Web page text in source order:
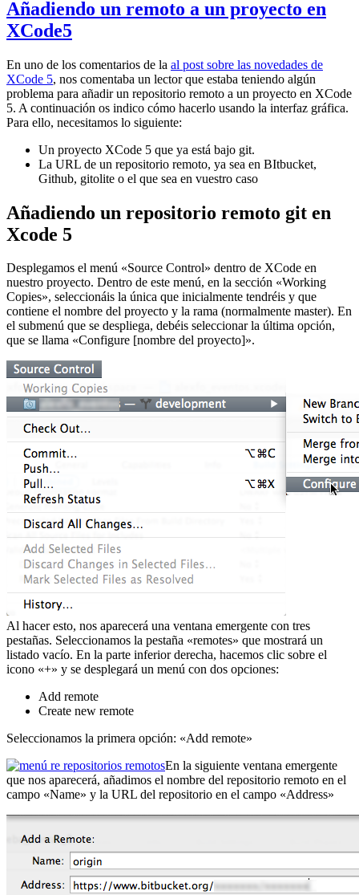
Añadiendo un remoto a un proyecto en
XCode5
En uno de los comentarios de la al post sobre las novedades de
XCode 5, nos comentaba un lector que estaba teniendo algún
problema para añadir un repositorio remoto a un proyecto en XCode
5. A continuación os indico cómo hacerlo usando la interfaz gráfica.
Para ello, necesitamos lo siguiente:
Un proyecto XCode 5 que ya está bajo git.
La URL de un repositorio remoto, ya sea en BItbucket,
Github, gitolite o el que sea en vuestro caso
Añadiendo un repositorio remoto git en
Xcode 5
Desplegamos el menú «Source Control» dentro de XCode en
nuestro proyecto. Dentro de este menú, en la sección «Working
Copies», seleccionáis la única que inicialmente tendréis y que
contiene el nombre del proyecto y la rama (normalmente master). En
el submenú que se despliega, debéis seleccionar la última opción,
que se llama «Configure [nombre del proyecto]».
Al hacer esto, nos aparecerá una ventana emergente con tres
pestañas. Seleccionamos la pestaña «remotes» que mostrará un
listado vacío. En la parte inferior derecha, hacemos clic sobre el
icono «+» y se desplegará un menú con dos opciones:
Add remote
Create new remote
Seleccionamos la primera opción: «Add remote»
En la siguiente ventana emergente
que nos aparecerá, añadimos el nombre del repositorio remoto en el
campo «Name» y la URL del repositorio en el campo «Address»